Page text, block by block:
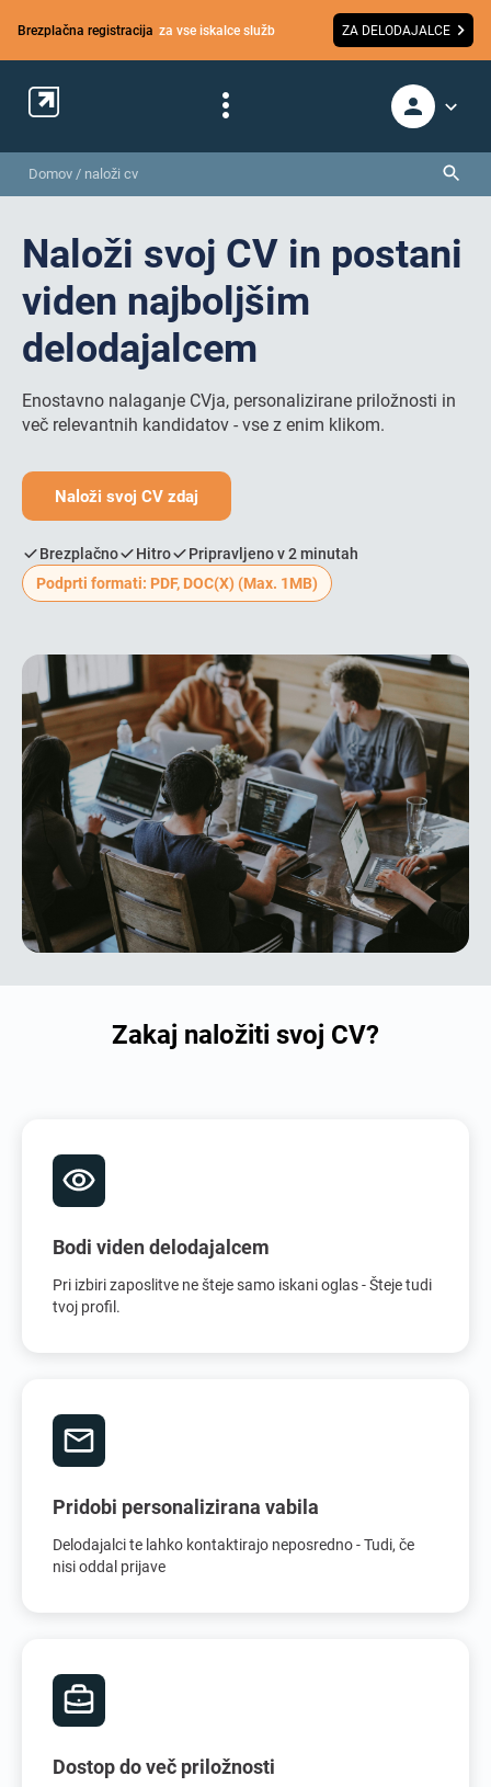
Brezplačna registracija za vse iskalce služb ZA DELODAJALCE
Domov / naloži cv
Naloži svoj CV in postani
viden najboljšim
delodajalcem
Enostavno nalaganje CVja, personalizirane priložnosti in
več relevantnih kandidatov - vse z enim klikom.
Naloži svoj CV zdaj
Brezplačno Hitro
Pripravljeno v 2 minutah
Podprti formati: PDF, DOC(X) (Max. 1MB)
Zakaj naložiti svoj CV?
Bodi viden delodajalcem
Pri izbiri zaposlitve ne šteje samo iskani oglas - Šteje tudi
tvoj profil.
Pridobi personalizirana vabila
Delodajalci te lahko kontaktirajo neposredno - Tudi, če
nisi oddal prijave
Dostop do več priložnosti